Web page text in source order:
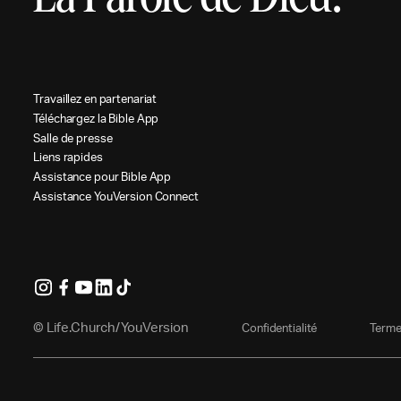
Travaillezenpartenariat
Téléchargezla BibleApp
Salledepresse
Liensrapides
Assistancepour BibleApp
AssistanceYouVersionConnect
© Life.Church/YouVersion Confidentialité Terme